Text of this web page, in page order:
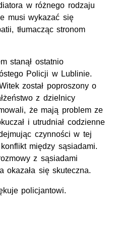
w różnego rodzaju
musi wykazać się
tłumacząc stronom
stanął ostatnio
Policji w Lublinie.
został poproszony o
z dzielnicy
że mają problem ze
i utrudniał codzienne
czynności w tej
między sąsiadami.
z sąsiadami
okazała się skuteczna.
policjantowi.